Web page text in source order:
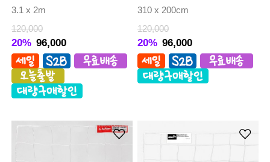
3.1 x 2m
120,000
20% 96,000
310 x 200cm
120,000
20% 96,000